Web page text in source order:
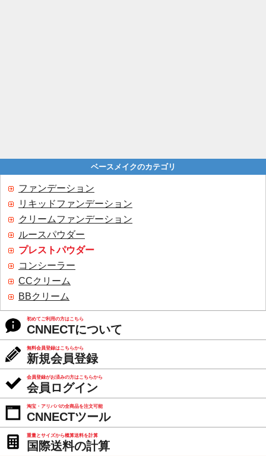
ベースメイクのカテゴリ
ファンデーション
リキッドファンデーション
クリームファンデーション
ルースパウダー
プレストパウダー
コンシーラー
CCクリーム
BBクリーム
初めてご利用の方はこちら
CNNECTについて
無料会員登録はこちらから
新規会員登録
会員登録がお済みの方はこちらから
会員ログイン
淘宝・アリババの全商品を注文可能
CNNECTツール
重量とサイズから概算送料を計算
国際送料の計算